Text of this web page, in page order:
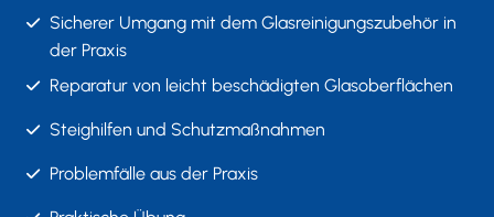
Sicherer Umgang mit dem Glasreinigungszubehör in
der Praxis
Reparatur von leicht beschädigten Glasoberflächen
Steighilfen und Schutzmaßnahmen
Problemfälle aus der Praxis